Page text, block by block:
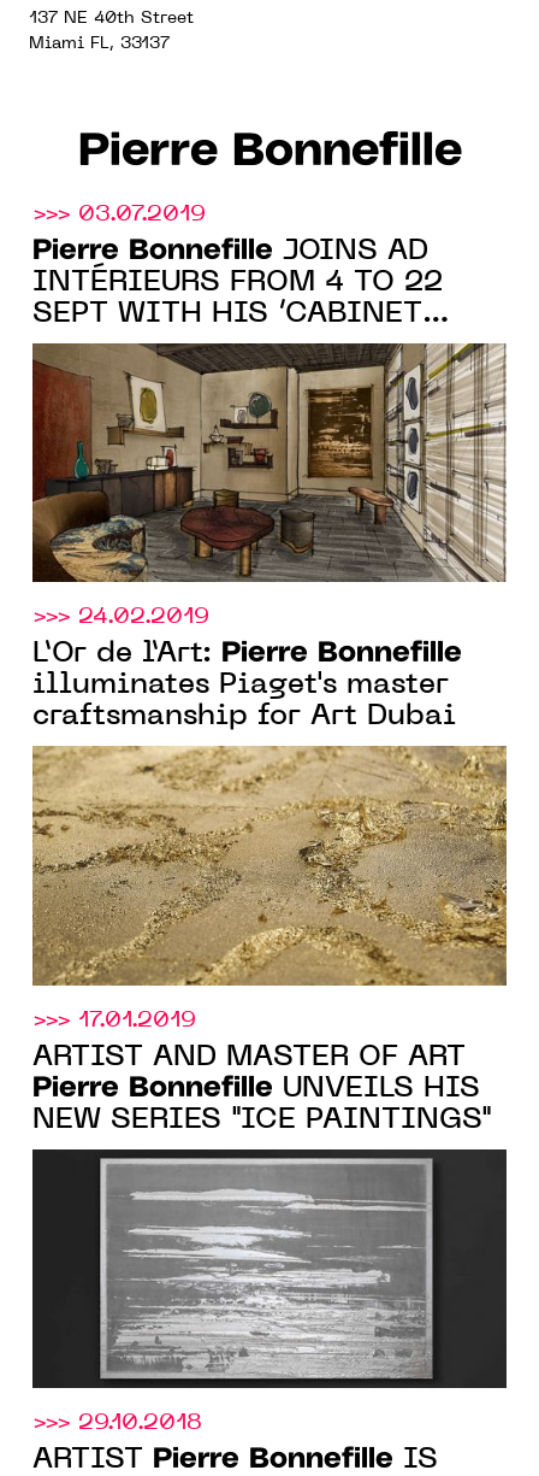
137 NE 40th Street
Miami FL, 33137
Pierre Bonnefille
>>> 03.07.2019
Pierre Bonnefille JOINS AD
INTÉRIEURS FROM 4 TO 22
SEPT WITH HIS ‘CABINET
D’INSPIRATION’
>>> 24.02.2019
L’Or de l’Art: Pierre Bonnefille
illuminates Piaget's master
craftsmanship for Art Dubai
>>> 17.01.2019
ARTIST AND MASTER OF ART
Pierre Bonnefille UNVEILS HIS
NEW SERIES "ICE PAINTINGS"
>>> 29.10.2018
ARTIST Pierre Bonnefille IS